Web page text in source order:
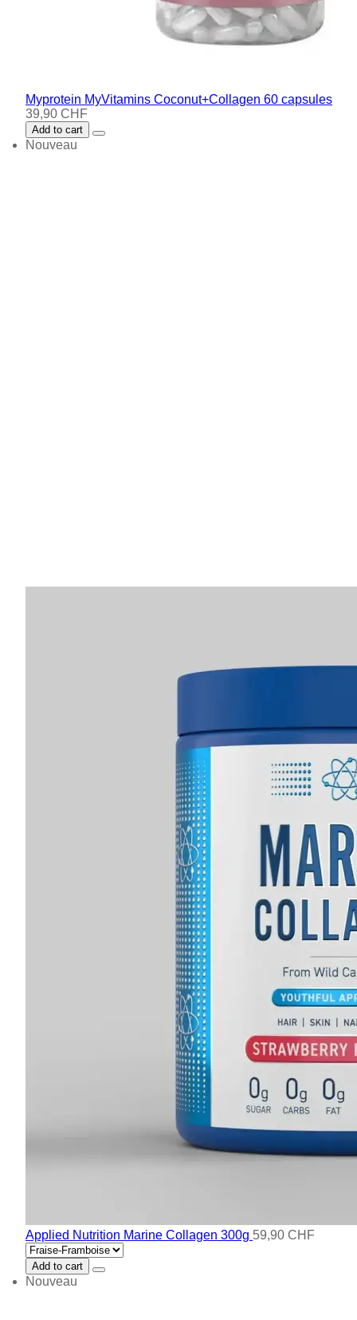
Myprotein MyVitamins Coconut+Collagen 60 capsules
39,90 CHF
Add to cart
Nouveau
Applied Nutrition Marine Collagen 300g 59,90 CHF
Add to cart
Nouveau